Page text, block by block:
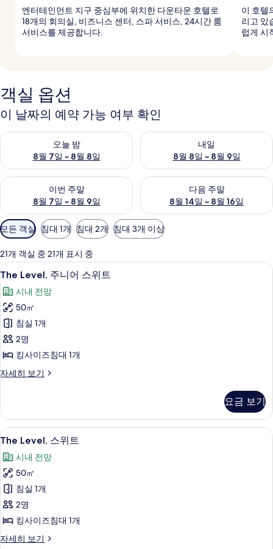
엔터테인먼트 지구 중심부에 위치한 다운타운 호텔로
18개의 회의실, 비즈니스 센터, 스파 서비스, 24시간 룸
서비스를 제공합니다.
이 호텔
리고 있
럽게 시
객실 옵션
이 날짜의 예약 가능 여부 확인
오늘 밤
8월 7일 ~ 8월 8일
오늘 밤 예약 가능 여부 확인, 8월 7일 ~ 8월 8일
내일
8월 8일 ~ 8월 9일
내일 예약 가능 여부 확인, 8월
이번 주말
8월 7일 ~ 8월 9일
이번 주말 예약 가능 여부 확인, 8월 7일 ~ 8월 9일
다음 주말
8월 14일 ~ 8월 16일
다음 주말 예약 가능 여부 확인,
객
실
에
사
용
가
능
한
필
터
모든 객실 침대 1개 침대 2개 침대 3개 이상
21개 객실 중 21개 표시 중
The
Level,
주
니
어
스
위
트
모
두
보
기
The Level, 주니어 스위트 | 이집트산
14
The Level, 주니어 스위트
시내 전망
50㎡
침실 1개
2명
킹사이즈침대 1개
자세히 보기
The
어
스
위
자
세
히
보
기
요금 보기
The
Level,
스
위
트
사
진
모
The Level, 스위트 | 거실 공간 | 위성
13
The Level, 스위트
시내 전망
50㎡
침실 1개
2명
킹사이즈침대 1개
자세히 보기
The